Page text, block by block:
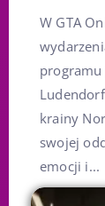
W GTA
krainy
swojej
emocji i...